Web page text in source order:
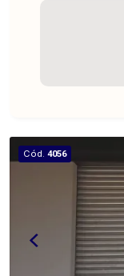
Cód. 4056